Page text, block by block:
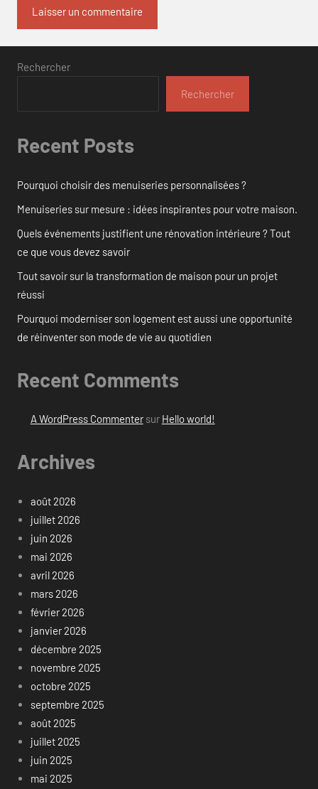
Rechercher
Rechercher
Recent Posts
Pourquoi choisir des menuiseries personnalisées ?
Menuiseries sur mesure : idées inspirantes pour votre maison.
Quels événements justifient une rénovation intérieure ? Tout
ce que vous devez savoir
Tout savoir sur la transformation de maison pour un projet
réussi
Pourquoi moderniser son logement est aussi une opportunité
de réinventer son mode de vie au quotidien
Recent Comments
A WordPress Commentersur Hello world!
Archives
août 2026
juillet 2026
juin 2026
mai 2026
avril 2026
mars 2026
février 2026
janvier 2026
décembre 2025
novembre 2025
octobre 2025
septembre 2025
août 2025
juillet 2025
juin 2025
mai 2025